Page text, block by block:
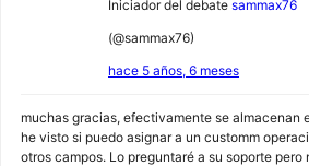
Iniciador del debate sammax76
(@sammax76)
hace 5 años, 6 meses
muchas gracias, efectivamente se almacenan
he visto si puedo asignar a un customm
otros campos. Lo preguntaré a su soporte pero